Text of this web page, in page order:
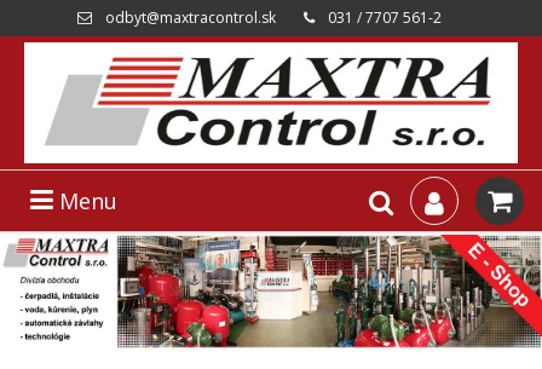
odbyt@maxtracontrol.sk 031 / 7707 561-2
Menu